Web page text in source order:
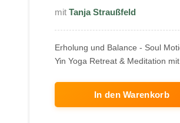
Tanja Straußfeld
Erholung und Balance - Soul
Yin Yoga Retreat & Meditation mit
In den Warenkorb